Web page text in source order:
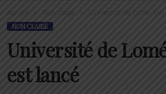
Accueil Université de Lomé: Un
NON CLASSÉ
Université de
est lancé